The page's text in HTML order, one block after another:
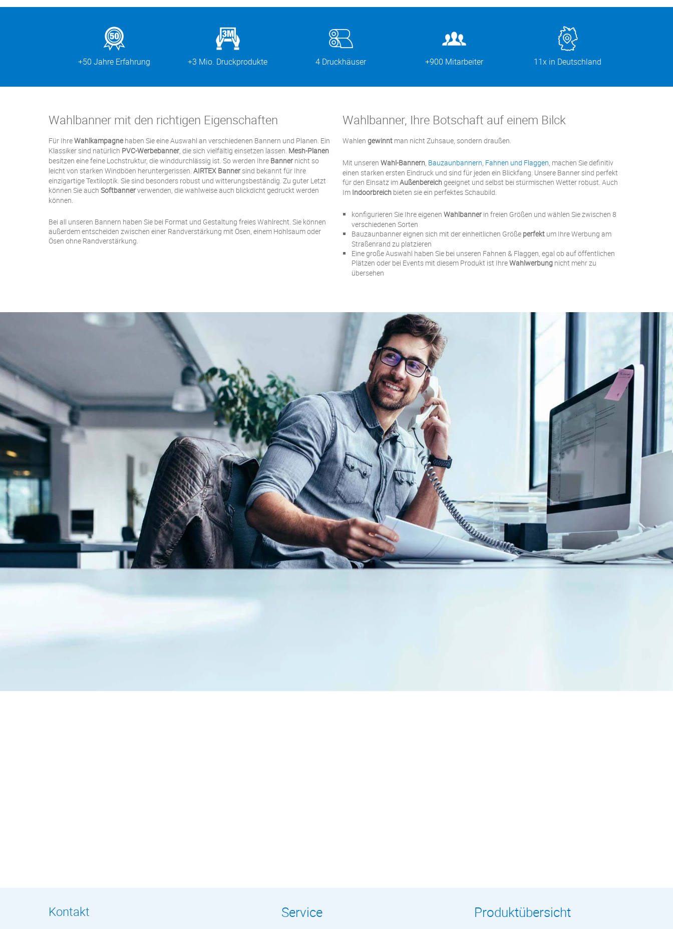
+50 Jahre Erfahrung +3 Mio. Druckprodukte 4 Druckhäuser +900 Mitarbeiter 11x in Deutschland
Wahlbanner mit den richtigen Eigenschaften
Für IhreWahlkampagnehaben Sie eine Auswahl an verschiedenen Bannern und Planen. Ein
Klassiker sind natürlich PVC-Werbebanner, die sich vielfältig einsetzen lassen. Mesh-Planen
besitzen eine feine Lochstruktur, die winddurchlässig ist. So werden Ihre Banner nicht so
leicht von starken Windböen heruntergerissen. AIRTEX Bannersind bekannt für Ihre
einzigartige Textiloptik. Sie sind besonders robust und witterungsbeständig. Zu guter Letzt
können Sie auch Softbannerverwenden, die wahlweise auch blickdicht gedruckt werden
können.
Bei all unseren Bannern haben Sie bei Format und Gestaltung freies Wahlrecht. Sie können
außerdem entscheiden zwischen einer Randverstärkung mit Ösen, einem Hohlsaum oder
Ösen ohne Randverstärkung.
Wahlbanner, Ihre Botschaft auf einem Bilck
Wahlen gewinntman nicht Zuhsaue, sondern draußen.
Mit unseren Wahl-Bannern, Bauzaunbannern, Fahnen und Flaggen, machen Sie definitiv
einen starken ersten Eindruck und sind für jeden ein Blickfang. Unsere Banner sind perfekt
für den Einsatz imAußenbereichgeeignet und selbst bei stürmischen Wetter robust. Auch
Im Indoorbreichbieten sie ein perfektes Schaubild.
konfigurieren Sie Ihre eigenen Wahlbannerin freien Größen und wählen Sie zwischen 8
verschiedenen Sorten
Bauzaunbanner eignen sich mit der einheitlichen Größe perfektum Ihre Werbung am
Straßenrand zu platzieren
Eine große Auswahl haben Sie bei unseren Fahnen & Flaggen, egal ob auf öffentlichen
Plätzen oder bei Events mit diesem Produkt ist IhreWahlwerbungnicht mehr zu
übersehen
Kontakt Produktübersicht
Service